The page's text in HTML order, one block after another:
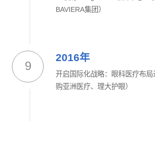
BAVIERA集团）
9
2016年
开启国际化战略：眼科医疗布
购亚洲医疗、理大护眼）